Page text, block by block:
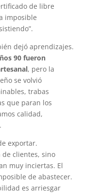
de libre
imposible
dejó aprendizajes.
90 fueron
, pero la
se volvió
trabas
que paran los
calidad,
exportar.
de clientes, sino
muy inciertas. El
de abastecer.
es arriesgar